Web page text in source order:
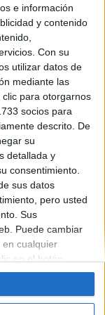
e información
y contenido
Con su
utilizar datos de
mediante las
para otorgarnos
socios para
descrito. De
su
detallada y
consentimiento.
sus datos
pero usted
Sus
Puede cambiar
cualquier
en el botón
web.